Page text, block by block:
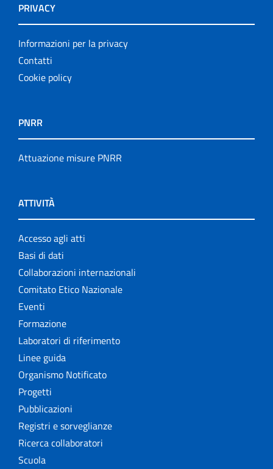
PRIVACY
Informazioni per la privacy
Contatti
Cookie policy
PNRR
Attuazione misure PNRR
ATTIVITÀ
Accesso agli atti
Basi di dati
Collaborazioni internazionali
Comitato Etico Nazionale
Eventi
Formazione
Laboratori di riferimento
Linee guida
Organismo Notificato
Progetti
Pubblicazioni
Registri e sorveglianze
Ricerca collaboratori
Scuola